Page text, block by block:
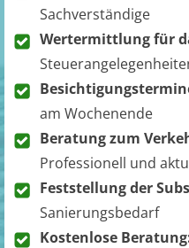
Sachverständige
Wertermittlung für
am Wochenende
Beratung zum
Professionell und
Feststellung der
Sanierungsbedarf
Kostenlose